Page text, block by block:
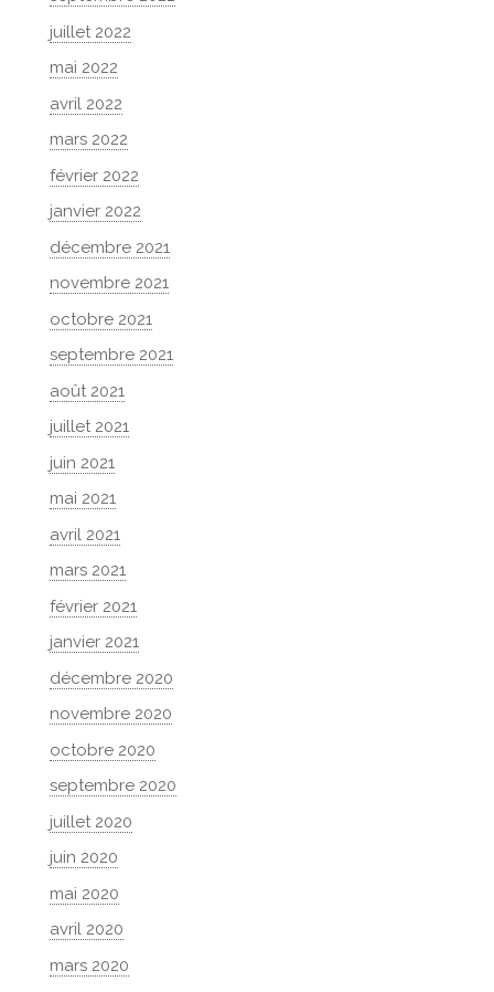
juillet 2022
mai 2022
avril 2022
mars 2022
février 2022
janvier 2022
décembre 2021
novembre 2021
octobre 2021
septembre 2021
août 2021
juillet 2021
juin 2021
mai 2021
avril 2021
mars 2021
février 2021
janvier 2021
décembre 2020
novembre 2020
octobre 2020
septembre 2020
juillet 2020
juin 2020
mai 2020
avril 2020
mars 2020